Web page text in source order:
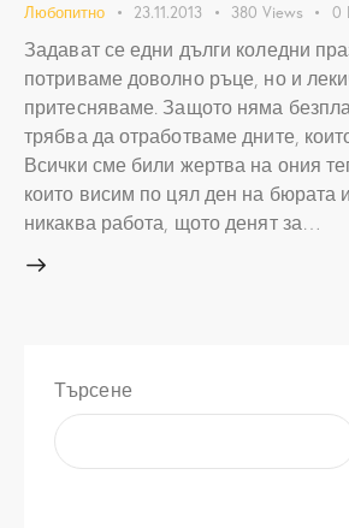
Любопитно 23.11.2013 380 Views 0
Задават се едни дълги коледни
потриваме доволно ръце, но и
притесняваме. Защото няма
трябва да отработваме дните,
Всички сме били жертва на ония
които висим по цял ден на бюрата
никаква работа, щото денят за…
Търсене